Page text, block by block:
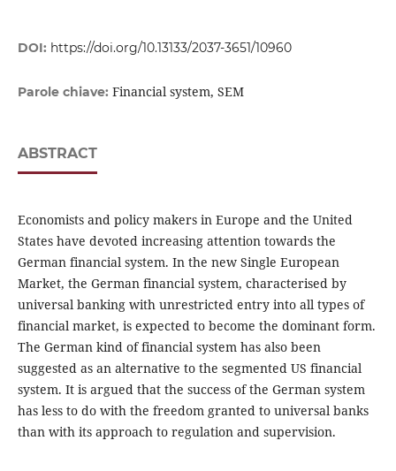
DOI: https://doi.org/10.13133/2037-3651/10960
Parole chiave: Financial system, SEM
ABSTRACT
Economists and policy makers in Europe and the United
States have devoted increasing attention towards the
German financial system. In the new Single European
Market, the German financial system, characterised by
universal banking with unrestricted entry into all types of
financial market, is expected to become the dominant form.
The German kind of financial system has also been
suggested as an alternative to the segmented US financial
system. It is argued that the success of the German system
has less to do with the freedom granted to universal banks
than with its approach to regulation and supervision.